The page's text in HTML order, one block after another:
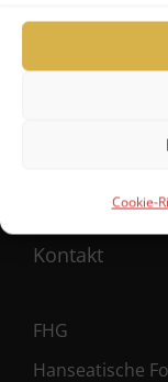
Cookie-
Konditionen
Konditionen
Maklervertrag
Registrierung
Kontakt
FHG
Hanseatische